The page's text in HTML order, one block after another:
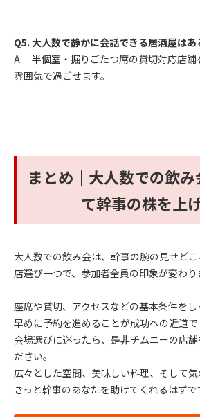
Q5. 大人数で静かに会話できる居酒屋はあ
A. 半個室・掘りごたつ席の貸切対応店舗
雰囲気で過ごせます。
まとめ｜大人数での飲
て幹事の株を上
大人数での飲み会は、幹事の腕の見せどこ
店選び一つで、参加者全員の印象が変わり
座席や貸切、アクセスなどの基本条件をし
早めに予約を進めることが成功への近道で
会場選びに迷ったら、是非チムニーの店
ださい。
広々とした空間、美味しい料理、そして気
きっと幹事のあなたを助けてくれるはずで